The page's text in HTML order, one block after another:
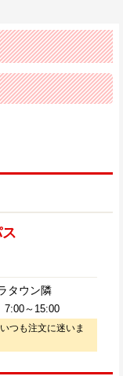
タウン隣
～15:00
つも注文に迷いま